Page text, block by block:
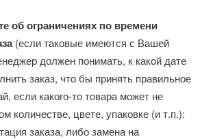
об ограничениях по времени
(если таковые имеются с Вашей
должен понимать, к какой дате
заказ, что бы принять правильное
если какого-то товара может не
количестве, цвете, упаковке (и т.п.):
заказа, либо замена на